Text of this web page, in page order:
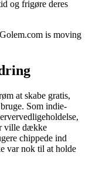
og frigøre deres
is moving
at skabe gratis,
Som indie-
ville dække
chippede ind
var nok til at holde